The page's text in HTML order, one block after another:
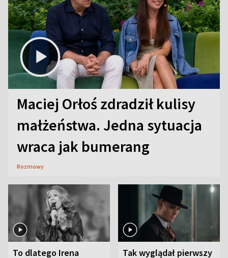
Maciej Orłoś zdradził kulisy
małżeństwa. Jedna sytuacja
wraca jak bumerang
Rozmowy
To dlatego Irena Tak wyglądał pierwszy